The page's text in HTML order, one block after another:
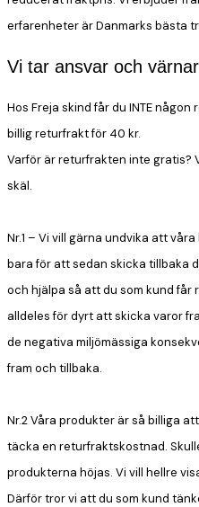
erfarenheter är Danmarks bästa
Vi tar ansvar och
Hos Freja skind får du INTE
billig returfrakt för 40 kr.
Varför är returfrakten inte gratis?
skäl.
Nr.1 – Vi vill gärna undvika att
bara för att sedan skicka tillbaka
och hjälpa så att du som kund
alldeles för dyrt att skicka varor
de negativa miljömässiga
fram och tillbaka.
Nr.2Våra produkter är så billiga
täcka en returfraktskostnad.
produkterna höjas. Vi vill hellre
Därför tror vi att du som kund